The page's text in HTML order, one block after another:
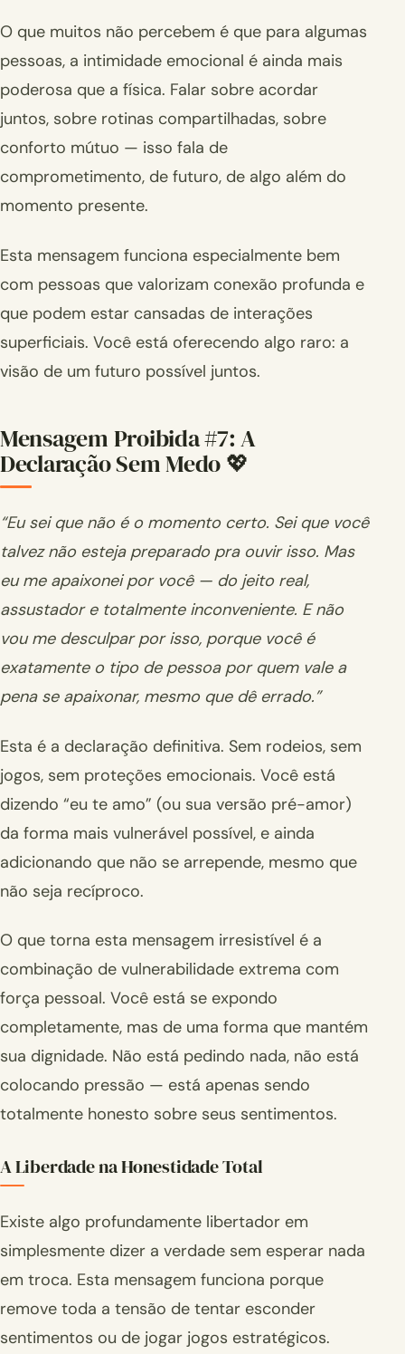
O que muitos não percebem é que para algumas
pessoas, a intimidade emocional é ainda mais
poderosa que a física. Falar sobre acordar
juntos, sobre rotinas compartilhadas, sobre
conforto mútuo — isso fala de
comprometimento, de futuro, de algo além do
momento presente.
Esta mensagem funciona especialmente bem
com pessoas que valorizam conexão profunda e
que podem estar cansadas de interações
superficiais. Você está oferecendo algo raro: a
visão de um futuro possível juntos.
Mensagem Proibida #7: A
Declaração Sem Medo 💖
“Eu sei que não é o momento certo. Sei que você
talvez não esteja preparado pra ouvir isso. Mas
eu me apaixonei por você — do jeito real,
assustador e totalmente inconveniente. E não
vou me desculpar por isso, porque você é
exatamente o tipo de pessoa por quem vale a
pena se apaixonar, mesmo que dê errado.”
Esta é a declaração definitiva. Sem rodeios, sem
jogos, sem proteções emocionais. Você está
dizendo “eu te amo” (ou sua versão pré-amor)
da forma mais vulnerável possível, e ainda
adicionando que não se arrepende, mesmo que
não seja recíproco.
O que torna esta mensagem irresistível é a
combinação de vulnerabilidade extrema com
força pessoal. Você está se expondo
completamente, mas de uma forma que mantém
sua dignidade. Não está pedindo nada, não está
colocando pressão — está apenas sendo
totalmente honesto sobre seus sentimentos.
A Liberdade na Honestidade Total
Existe algo profundamente libertador em
simplesmente dizer a verdade sem esperar nada
em troca. Esta mensagem funciona porque
remove toda a tensão de tentar esconder
sentimentos ou de jogar jogos estratégicos.